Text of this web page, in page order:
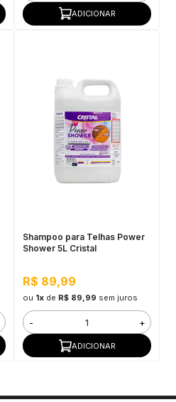
ADICIONAR
Shampoo para Telhas Power
Shower 5L Cristal
R$ 89,99
ou 1xde R$ 89,99 sem juros
- +
ADICIONAR